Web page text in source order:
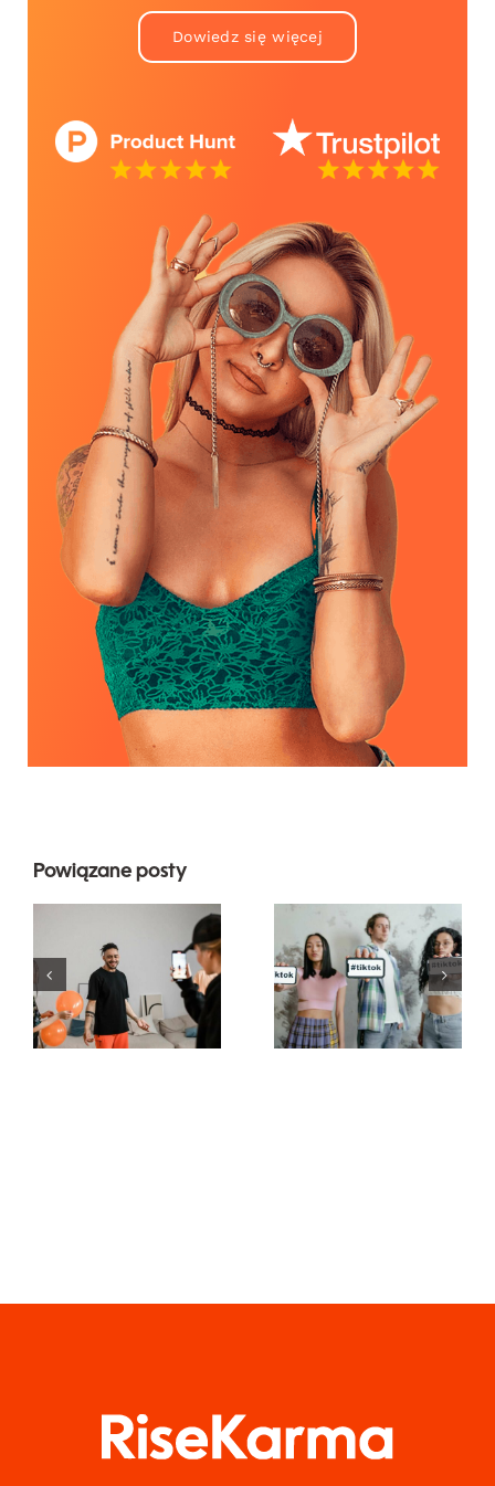
Dowiedz się więcej
Powiązane posty
Najbardziej
popularne
pytania
dotyczące
mediów
Najlepsze
aplikacje do
edytowania
wideo do
tworzenia
dzieł na